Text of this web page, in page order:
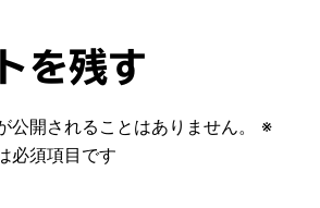
を残す
公開されることはありません。
※
必須項目です